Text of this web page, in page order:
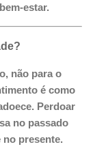
estar.
não para o
é como
Perdoar
no passado
no presente.